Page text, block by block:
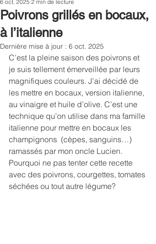
Poivrons grillés en bocaux,
à l’italienne
6 oct. 2025 2 min de lecture
Dernière mise à jour : 6 oct. 2025
C’est la pleine saison des poivrons et
je suis tellement émerveillée par leurs
magnifiques couleurs. J’ai décidé de
les mettre en bocaux, version italienne,
au vinaigre et huile d’olive. C’est une
technique qu’on utilise dans ma famille
italienne pour mettre en bocaux les
champignons  (cèpes, sanguins…)
ramassés par mon oncle Lucien.
Pourquoi ne pas tenter cette recette
avec des poivrons, courgettes, tomates
séchées ou tout autre légume?